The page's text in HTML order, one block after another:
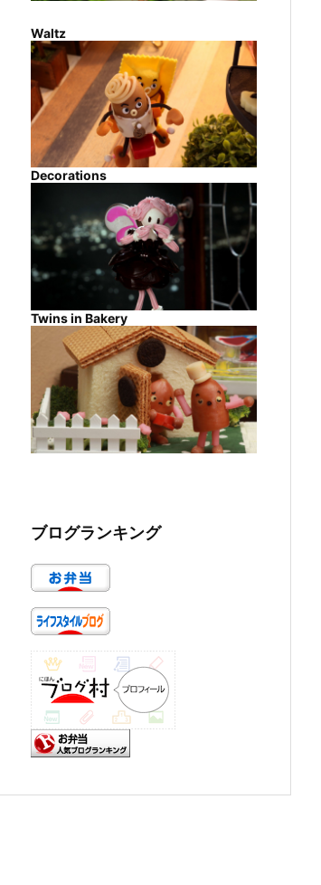
Waltz
Decorations
Twins in Bakery
ブログランキング